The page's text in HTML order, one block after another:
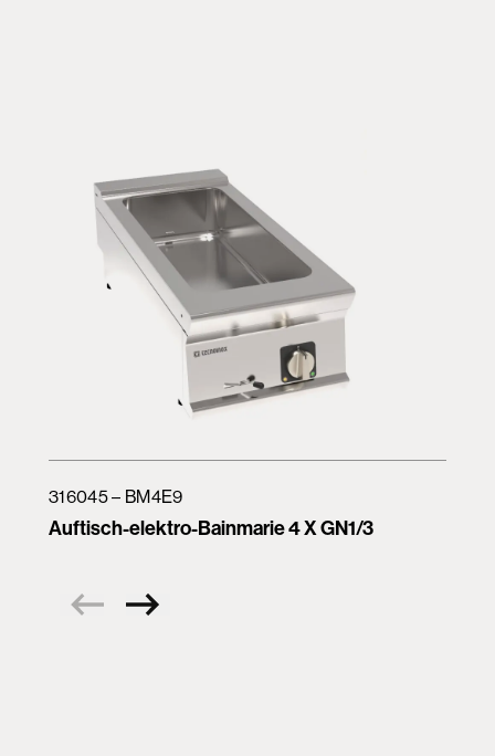
Auftisch-elektro-Bainmarie 4 X GN1/3
316045 – BM4E9